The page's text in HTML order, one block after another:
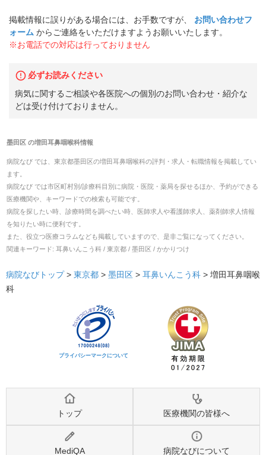
掲載情報に誤りがある場合には、お手数ですが、
お問い合わせフ
ォーム からご連絡をいただけますようお願いいたします。
※お電話での対応は行っておりません
必ずお読みください
病気に関するご相談や各医院への個別のお問い合わせ・紹介な
どは受け付けておりません。
墨田区の増田耳鼻咽喉科情報
病院なび では、 東京都墨田区の増田耳鼻咽喉科の評判・求人・転職情報を掲載してい
ます。
病院なび では市区町村別/診療科目別に病院・医院・薬局を探せるほか、予約ができる
医療機関や、キーワードでの検索も可能です。
病院を探したい時、診療時間を調べたい時、医師求人や看護師求人、薬剤師求人情報
を知りたい時に便利です。
また、役立つ医療コラムなども掲載していますので、是非ご覧になってください。
関連キーワード: 耳鼻いんこう科 / 東京都 / 墨田区 / かかりつけ
病院なびトップ> 東京都 > 墨田区 > 耳鼻いんこう科 > 増田耳鼻咽喉
科
プライバシーマークについて
トップ 医療機関の皆様へ
MediQA 病院なびについて